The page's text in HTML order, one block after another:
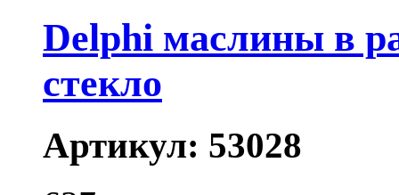
Delphi маслины в
стекло
Артикул: 53028